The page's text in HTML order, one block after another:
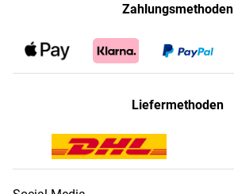
Zahlungsmethoden
Liefermethoden